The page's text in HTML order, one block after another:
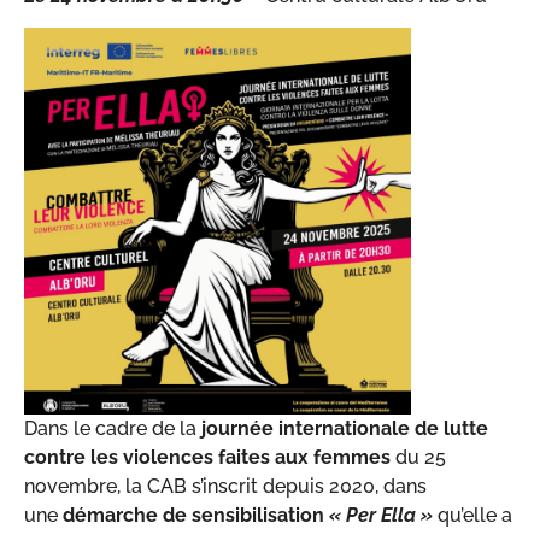
Dans le cadre de la journée internationale de lutte
contre les violences faites aux femmes du 25
novembre, la CAB s’inscrit depuis 2020, dans
une démarche de sensibilisation « Per Ella » qu’elle a